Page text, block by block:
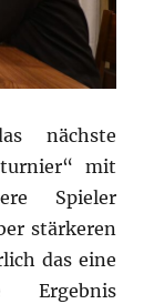
nächste
mit
Spieler
stärkeren
das eine
Ergebnis